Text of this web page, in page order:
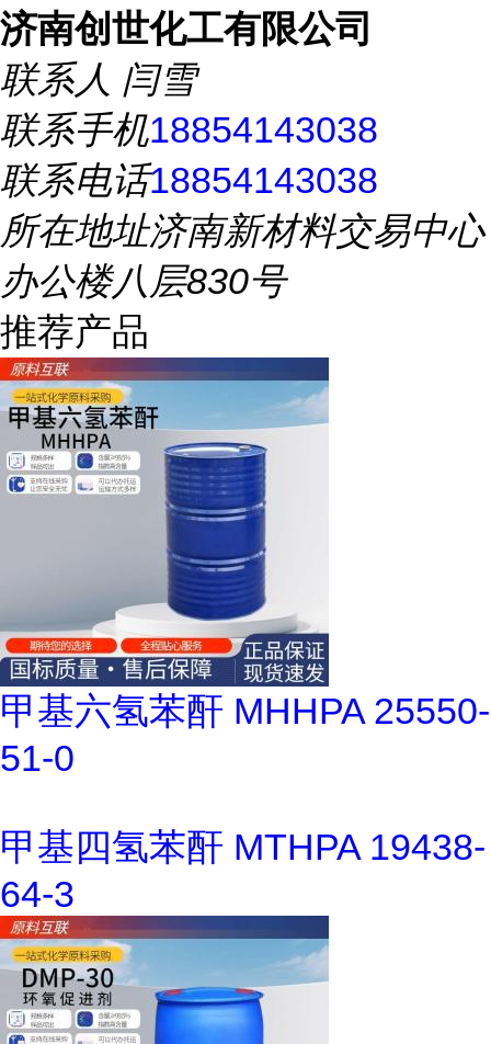
济南创世化工有限公司
联系人 闫雪
联系手机18854143038
联系电话18854143038
所在地址济南新材料交易中心
办公楼八层830号
推荐产品
甲基六氢苯酐 MHHPA 25550-
51-0
甲基四氢苯酐 MTHPA 19438-
64-3